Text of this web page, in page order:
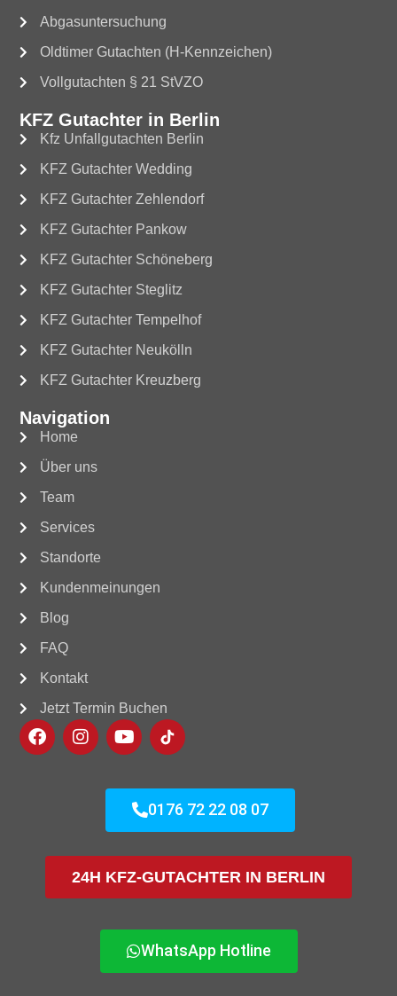
Abgasuntersuchung
Oldtimer Gutachten (H-Kennzeichen)
Vollgutachten § 21 StVZO
KFZ Gutachter in Berlin
Kfz Unfallgutachten Berlin
KFZ Gutachter Wedding
KFZ Gutachter Zehlendorf
KFZ Gutachter Pankow
KFZ Gutachter Schöneberg
KFZ Gutachter Steglitz
KFZ Gutachter Tempelhof
KFZ Gutachter Neukölln
KFZ Gutachter Kreuzberg
Navigation
Home
Über uns
Team
Services
Standorte
Kundenmeinungen
Blog
FAQ
Kontakt
Jetzt Termin Buchen
0176 72 22 08 07
24H KFZ-GUTACHTER IN BERLIN
WhatsApp Hotline